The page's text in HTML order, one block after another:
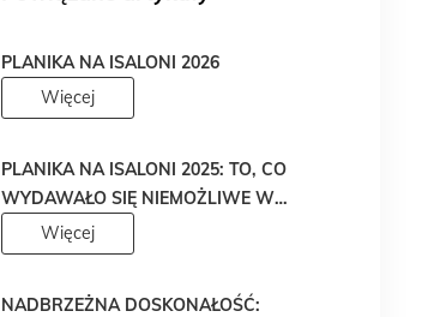
PLANIKA NA ISALONI 2026
Więcej
PLANIKA NA ISALONI 2025: TO, CO
WYDAWAŁO SIĘ NIEMOŻLIWE W
PROJEKTOWANIU OGNIA, WŁAŚNIE
STAŁO SIĘ RZECZYWISTOŚCIĄ!
Więcej
NADBRZEŻNA DOSKONAŁOŚĆ: